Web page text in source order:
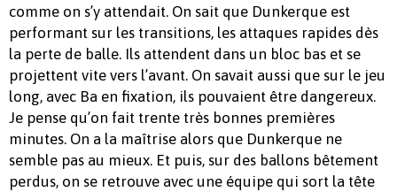
comme on s’y attendait. On sait que Dunkerque est
performant sur les transitions, les attaques rapides dès
la perte de balle. Ils attendent dans un bloc bas et se
projettent vite vers l’avant. On savait aussi que sur le jeu
long, avec Ba en fixation, ils pouvaient être dangereux.
Je pense qu’on fait trente très bonnes premières
minutes. On a la maîtrise alors que Dunkerque ne
semble pas au mieux. Et puis, sur des ballons bêtement
perdus, on se retrouve avec une équipe qui sort la tête